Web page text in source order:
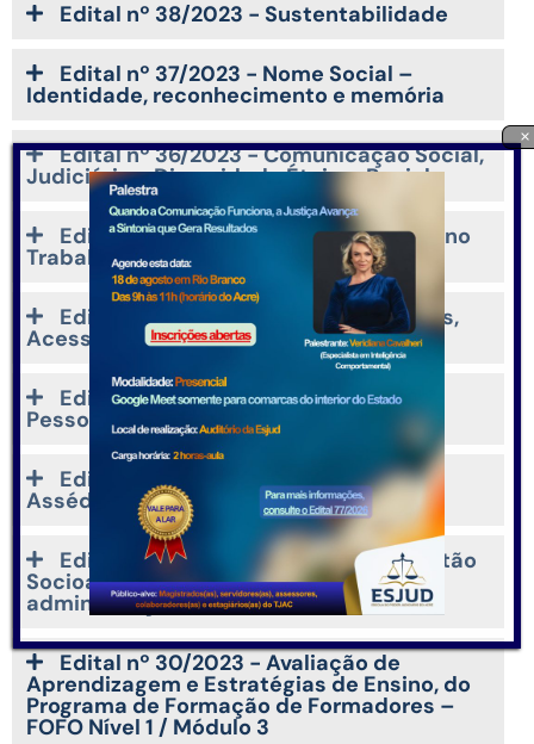
Edital nº 38/2023 - Sustentabilidade
Edital nº 37/2023 - Nome Social –
Identidade, reconhecimento e memória
Edital nº 36/2023 - Comunicação Social,
Judiciário e Diversidade Étnico-Racial
Edital nº 35/2023 - Inclusão Social e no
Trabalho de Pessoas com Deficiência
Edital nº 34/2023 - Direitos Humanos,
Acessibilidade e Inclusão
Edital nº 33/2023 - Atendimento às
Pessoas com Deficiência
Edital nº 32/2023 - Prevenção ao
Assédio Moral, Sexual e Discriminação
Edital nº 31/2023 - Introdução à Gestão
Socioambiental - gestão consciente,
administração eficiente
Edital nº 30/2023 - Avaliação de
Aprendizagem e Estratégias de Ensino, do
Programa de Formação de Formadores –
FOFO Nível 1 / Módulo 3
×